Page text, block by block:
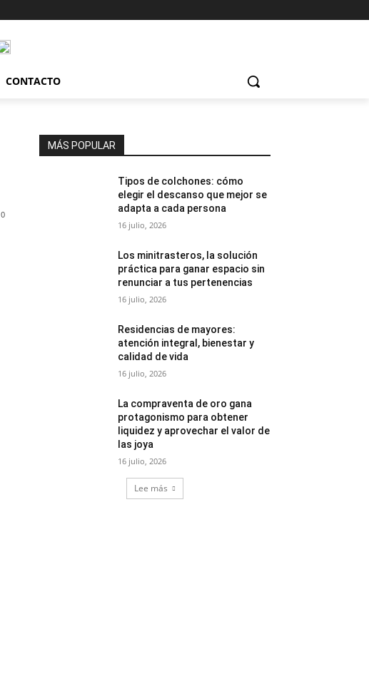
CONTACTO
0
MÁS POPULAR
Tipos de colchones: cómo
elegir el descanso que mejor se
adapta a cada persona
16 julio, 2026
Los minitrasteros, la solución
práctica para ganar espacio sin
renunciar a tus pertenencias
16 julio, 2026
Residencias de mayores:
atención integral, bienestar y
calidad de vida
16 julio, 2026
La compraventa de oro gana
protagonismo para obtener
liquidez y aprovechar el valor de
las joya
16 julio, 2026
Lee más